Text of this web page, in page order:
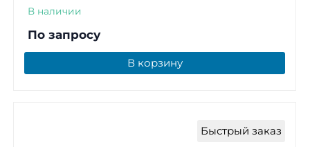
В наличии
По запросу
В корзину
Быстрый заказ